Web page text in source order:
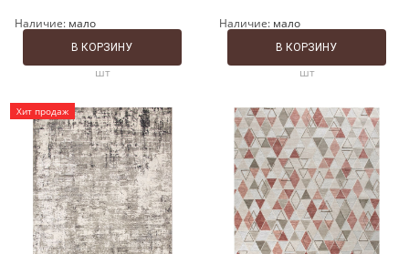
Наличие: мало
шт
В КОРЗИНУ
Наличие: мало
шт
В КОРЗИНУ
Хит продаж